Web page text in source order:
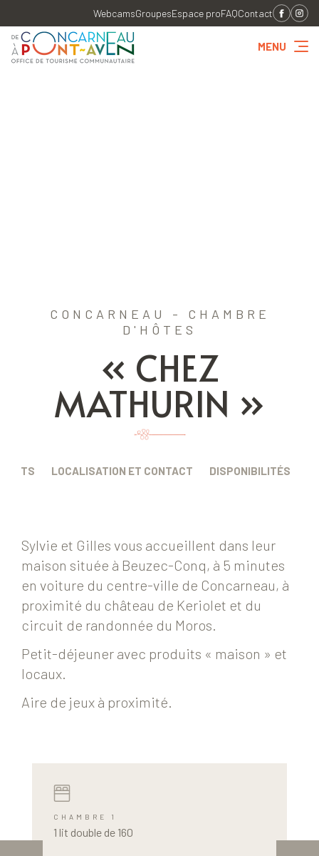
WebcamsGroupesEspace proFAQContact
MENU
CONCARNEAU - CHAMBRE
D'HÔTES
« CHEZ
MATHURIN »
LOCALISATION ET CONTACT DISPONIBILITÉS
Sylvie et Gilles vous accueillent dans leur
maison située à Beuzec-Conq, à 5 minutes
en voiture du centre-ville de Concarneau, à
proximité du château de Keriolet et du
circuit de randonnée du Moros.
Petit-déjeuner avec produits « maison » et
locaux.
Aire de jeux à proximité.
CHAMBRE 1
1 lit double de 160